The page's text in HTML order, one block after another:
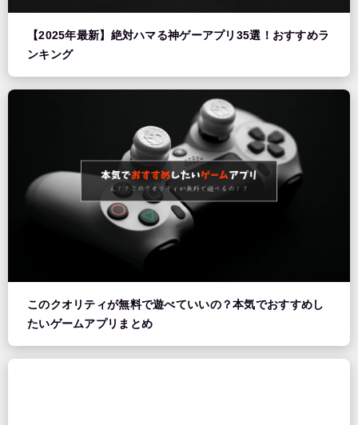
【2025年最新】絶対ハマる神ゲーアプリ35選！おすすめラ
ンキング
このクオリティが無料で遊べていいの？本気でおすすめし
たいゲームアプリまとめ